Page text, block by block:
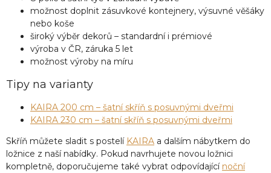
možnost doplnit zásuvkové kontejnery, výsuvné věšáky
nebo koše
široký výběr dekorů – standardní i prémiové
výroba v ČR, záruka 5 let
možnost výroby na míru
Tipy na varianty
KAIRA 200 cm – šatní skříň s posuvnými dveřmi
KAIRA 230 cm – šatní skříň s posuvnými dveřmi
Skříň můžete sladit s postelí KAIRA a dalším nábytkem do
ložnice z naší nabídky. Pokud navrhujete novou ložnici
kompletně, doporučujeme také vybrat odpovídající noční